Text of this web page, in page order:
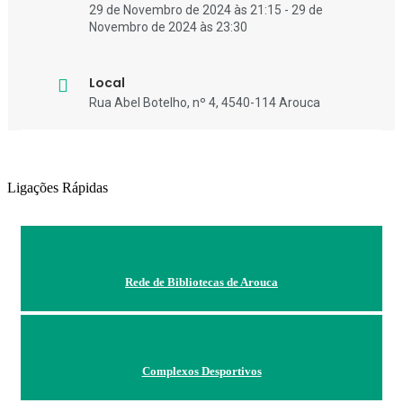
29 de Novembro de 2024 às 21:15 - 29 de
Novembro de 2024 às 23:30
Local
Rua Abel Botelho, nº 4, 4540-114 Arouca
Ligações Rápidas
Rede de Bibliotecas de Arouca
Complexos Desportivos